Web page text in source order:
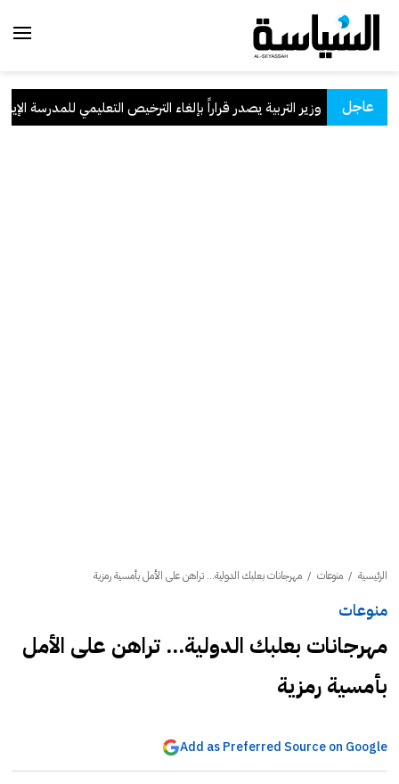
عاجل وزير التربية يصدر قراراً بإلغاء الترخيص التعليمي للمدرسة
الرئيسية / منوعات / مهرجانات بعلبك الدولية... تراهن على الأمل بأمسية رمزية
منوعات
مهرجانات بعلبك الدولية... تراهن على الأمل
بأمسية رمزية
Add as Preferred Source on Google